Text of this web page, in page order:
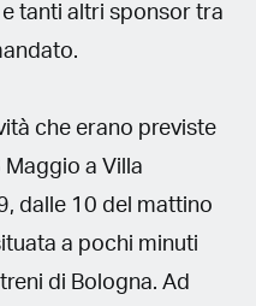
tanti altri sponsor tra
che erano previste
a Villa
dalle 10 del mattino
a pochi minuti
di Bologna. Ad